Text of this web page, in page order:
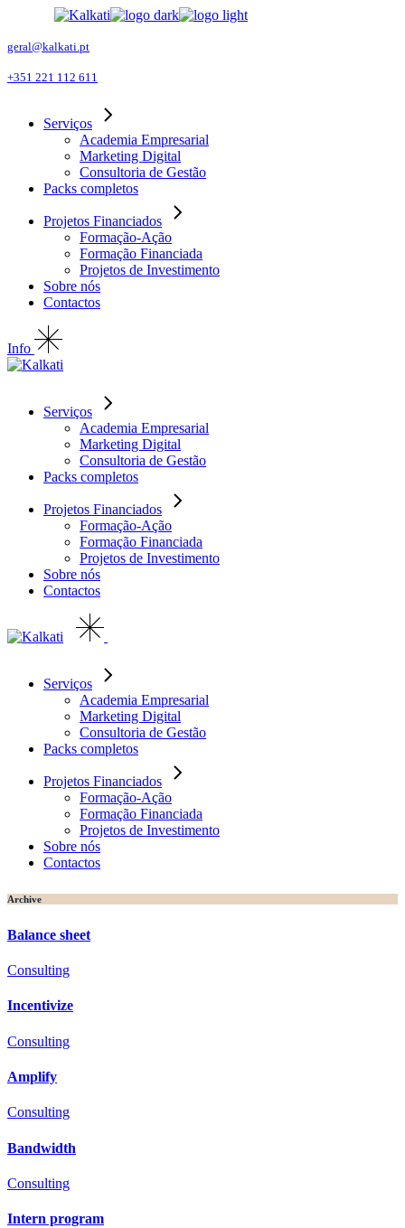
the
geral@kalkati.pt
+351 221 112 611
Serviços
Academia Empresarial
Marketing Digital
Consultoria de Gestão
Packs completos
Projetos Financiados
Formação-Ação
Formação Financiada
Projetos de Investimento
Sobre nós
Contactos
Info
Serviços
Academia Empresarial
Marketing Digital
Consultoria de Gestão
Packs completos
Projetos Financiados
Formação-Ação
Formação Financiada
Projetos de Investimento
Sobre nós
Contactos
Serviços
Academia Empresarial
Marketing Digital
Consultoria de Gestão
Packs completos
Projetos Financiados
Formação-Ação
Formação Financiada
Projetos de Investimento
Sobre nós
Contactos
Archive
Balance sheet
Consulting
Incentivize
Consulting
Amplify
Consulting
Bandwidth
Consulting
Intern program